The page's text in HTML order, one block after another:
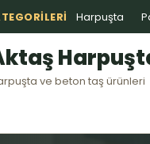
Harpuşta
ve beton taş ürünleri